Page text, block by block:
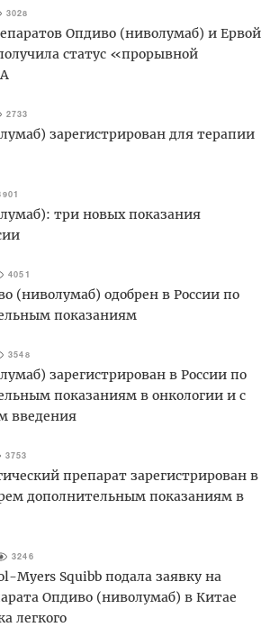
3028
Опдиво (ниволумаб) и Ервой
статус «прорывной
2733
зарегистрирован для терапии
три новых показания
4051
(ниволумаб) одобрен в России по
показаниям
3548
зарегистрирован в России по
показаниям в онкологии и c
введения
3753
препарат зарегистрирован в
дополнительным показаниям в
3246
Myers Squibb подала заявку на
Опдиво (ниволумаб) в Китае
легкого